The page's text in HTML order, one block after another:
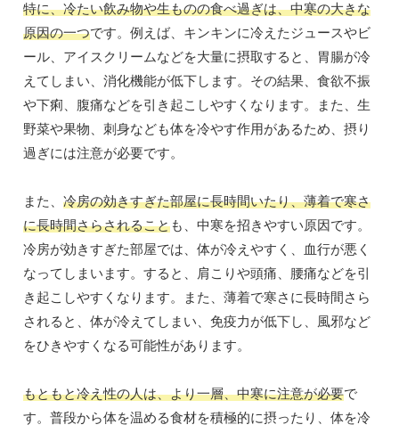
特に、冷たい飲み物や生ものの食べ過ぎは、中寒の大きな
原因の一つです。例えば、キンキンに冷えたジュースやビ
ール、アイスクリームなどを大量に摂取すると、胃腸が冷
えてしまい、消化機能が低下します。その結果、食欲不振
や下痢、腹痛などを引き起こしやすくなります。また、生
野菜や果物、刺身なども体を冷やす作用があるため、摂り
過ぎには注意が必要です。
また、 冷房の効きすぎた部屋に長時間いたり、薄着で寒さ
に長時間さらされることも、中寒を招きやすい原因です。
冷房が効きすぎた部屋では、体が冷えやすく、血行が悪く
なってしまいます。すると、肩こりや頭痛、腰痛などを引
き起こしやすくなります。また、薄着で寒さに長時間さら
されると、体が冷えてしまい、免疫力が低下し、風邪など
をひきやすくなる可能性があります。
もともと冷え性の人は、より一層、中寒に注意が必要で
す。普段から体を温める食材を積極的に摂ったり、体を冷